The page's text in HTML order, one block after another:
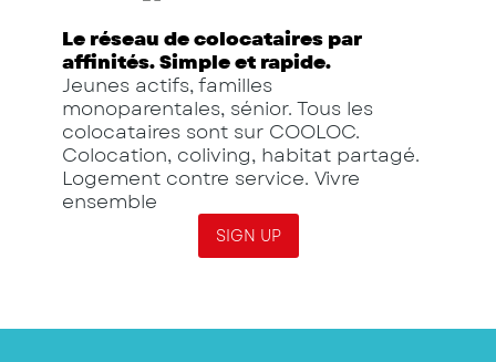
Le réseau de colocataires par
affinités. Simple et rapide.
Jeunes actifs, familles
monoparentales, sénior. Tous les
colocataires sont sur COOLOC.
Colocation, coliving, habitat partagé.
Logement contre service. Vivre
ensemble
SIGN UP